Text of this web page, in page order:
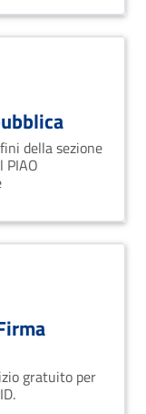
della sezione
gratuito per